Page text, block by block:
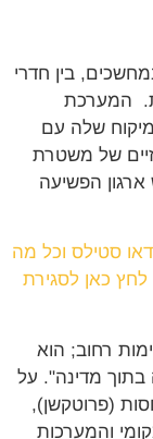
בין חדרי
המערכת
שלה עם
של משטרת
הפשיעה
סטילס וכל מה
לחץ כאן לסגירת
רחוב; הוא
בתוך מדינה". על
(פרוטקשן),
והמערכות